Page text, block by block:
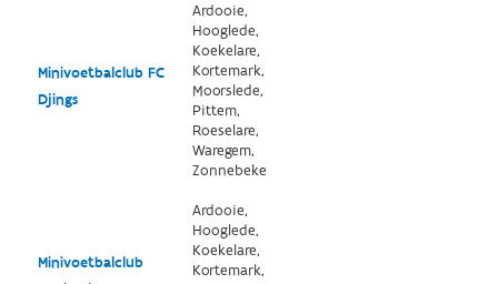
Minivoetbalclub FC
Djings
Ardooie,
Hooglede,
Koekelare,
Kortemark,
Moorslede,
Pittem,
Roeselare,
Waregem,
Zonnebeke
Minivoetbalclub
Ardooie,
Hooglede,
Koekelare,
Kortemark,